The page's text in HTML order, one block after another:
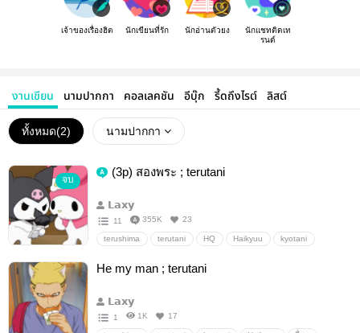
เจ้าของเรื่องฮิต นักเขียนที่รัก นักอ่านตัวยง
นักแชทติดเท
รนด์
งานเขียน นามปากกา คอลเลคชัน อีบุ๊ก รี้ดถึงไรต์ ลิสต์
ทั้งหมด(2) นามปากกา
จบ
(3p) สองพระ ; terutani
𝗟𝗮𝘅𝘆
11 355K 23
terushima terutani HQ Haikyuu kyotani
He my man ; terutani
𝗟𝗮𝘅𝘆
1 1K 17